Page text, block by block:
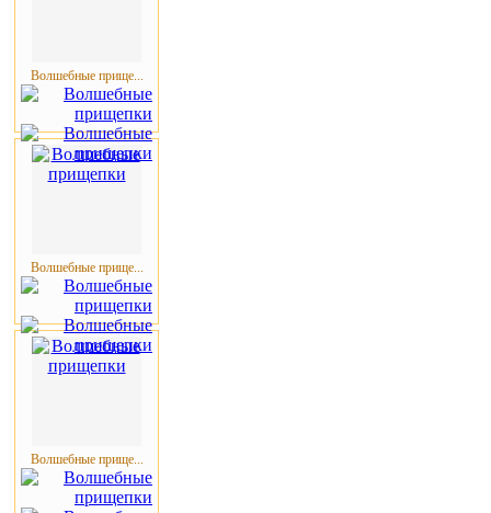
Волшебные прище...
Волшебные прище...
Волшебные прище...